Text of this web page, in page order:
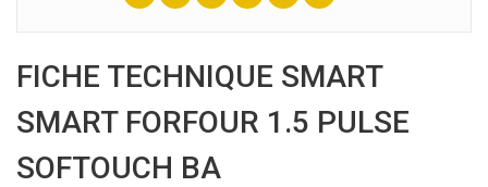
FICHE TECHNIQUE SMART
SMART FORFOUR 1.5 PULSE
SOFTOUCH BA